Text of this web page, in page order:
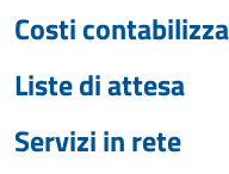
Costi
Liste di attesa
Servizi in rete